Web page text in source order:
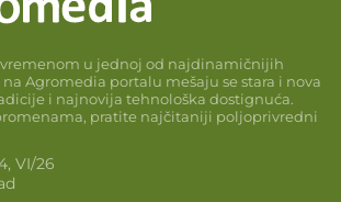
vremenom u jednoj od najdinamičnijih
Agromedia portalu mešaju se stara i nova
i najnovija tehnološka dostignuća.
pratite najčitaniji poljoprivredni
VI/26